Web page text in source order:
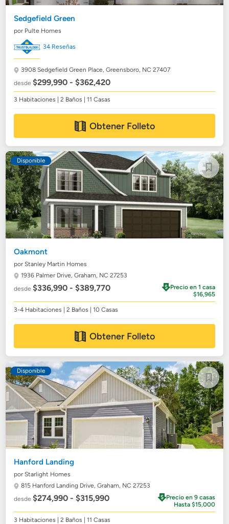
Sedgefield Green
por Pulte Homes
34 Reseñas
3908 Sedgefield Green Place,Greensboro, NC 27407
desde$299,990 - $362,420
3 Habitaciones | 2 Baños | 11 Casas
Obtener Folleto
Disponible
Oakmont
por Stanley Martin Homes
1936 Palmer Drive,Graham, NC 27253
desde$336,990 - $389,770
Precio en 1 casa
$16,965
3-4 Habitaciones | 2 Baños | 10 Casas
Obtener Folleto
Disponible
Hanford Landing
por Starlight Homes
815 Hanford Landing Drive,Graham, NC 27253
desde$274,990 - $315,990
Precio en 9 casas
Hasta $15,000
3 Habitaciones | 2 Baños | 11 Casas